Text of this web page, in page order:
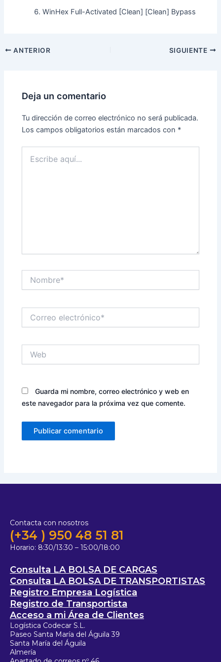
WinHex Full-Activated [Clean] [Clean] Bypass
ANTERIOR SIGUIENTE
Deja un comentario
Tu dirección de correo electrónico no será publicada.
Los campos obligatorios están marcados con *
aquí...
electrónico*
Guarda mi nombre, correo electrónico y web en
este navegador para la próxima vez que comente.
Contacta con nosotros
(+34 ) 950 48 51 81
Horario: 8:30/13:30 – 15:00/18:00
Consulta LA BOLSA DE CARGAS
Consulta LA BOLSA DE TRANSPORTISTAS
Registro Empresa Logística
Registro de Transportista
Acceso a mi Área de Clientes
Logística Codecar S.L.
Paseo Santa María del Águila 39
Santa María del Águila
Almería